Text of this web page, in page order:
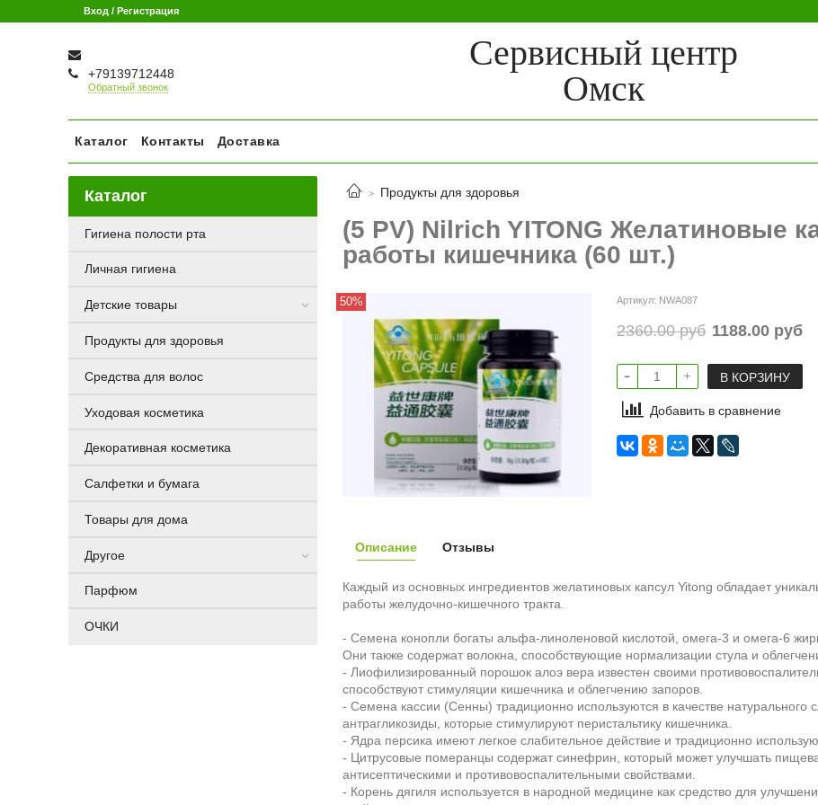
Вход / Регистрация
+79139712448
Обратный звонок
Сервисный центр
Омск
Каталог Контакты Доставка
Продукты для здоровья
(5 PV) Nilrich YITONG Желатиновые
работы кишечника (60 шт.)
50% Артикул: NWA087
2360.00 руб 1188.00 руб
В КОРЗИНУ
Добавить в сравнение
Описание
Каждый из основных ингредиентов желатиновых капсул Yitong обладает
работы желудочно-кишечного тракта.
- Семена конопли богаты альфа-линоленовой кислотой, омега-3 и омега-6
Они также содержат волокна, способствующие нормализации стула и
- Лиофилизированный порошок алоэ вера известен своими
способствуют стимуляции кишечника и облегчению запоров.
- Семена кассии (Сенны) традиционно используются в качестве натурального
антрагликозиды, которые стимулируют перистальтику кишечника.
- Ядра персика имеют легкое слабительное действие и традиционно
- Цитрусовые померанцы содержат синефрин, который может улучшать
антисептическими и противовоспалительными свойствами.
- Корень дягиля используется в народной медицине как средство для
Отзывы
Каталог
Гигиена полости рта
Личная гигиена
Детские товары
Продукты для здоровья
Средства для волос
Уходовая косметика
Декоративная косметика
Салфетки и бумага
Товары для дома
Другое
Парфюм
ОЧКИ